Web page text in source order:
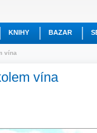
KNIHY BAZAR
vína
vína